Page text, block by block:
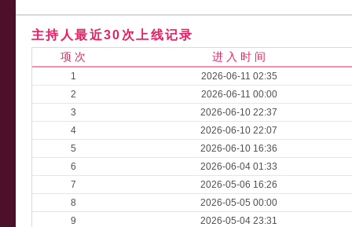
主持人最近30次上线记录
项 次 进 入 时 间
1
2026-06-11 02:35
2
2026-06-11 00:00
3
2026-06-10 22:37
4
2026-06-10 22:07
5
2026-06-10 16:36
6
2026-06-04 01:33
7
2026-05-06 16:26
8
2026-05-05 00:00
9
2026-05-04 23:31